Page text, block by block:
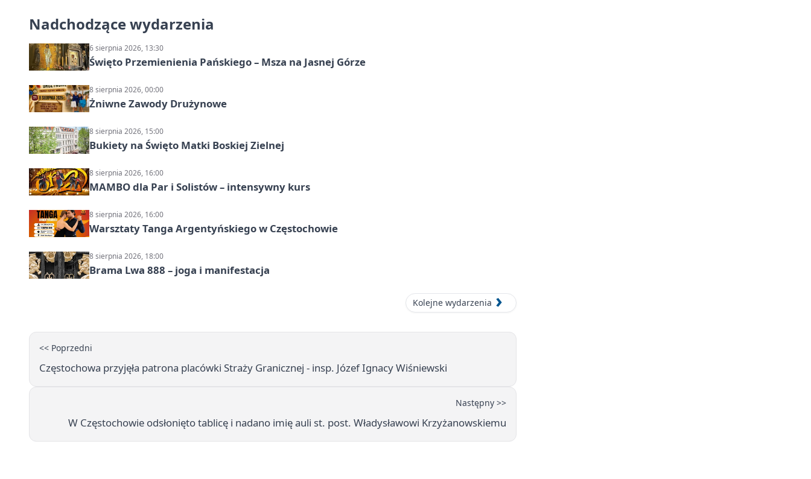
Nadchodzące wydarzenia
6 sierpnia 2026, 13:30
Święto Przemienienia Pańskiego – Msza na Jasnej Górze
8 sierpnia 2026, 00:00
Żniwne Zawody Drużynowe
8 sierpnia 2026, 15:00
Bukiety na Święto Matki Boskiej Zielnej
8 sierpnia 2026, 16:00
MAMBO dla Par i Solistów – intensywny kurs
8 sierpnia 2026, 16:00
Warsztaty Tanga Argentyńskiego w Częstochowie
8 sierpnia 2026, 18:00
Brama Lwa 888 – joga i manifestacja
Kolejne wydarzenia
<< Poprzedni
Częstochowa przyjęła patrona placówki Straży Granicznej - insp. Józef Ignacy Wiśniewski
Następny >>
W Częstochowie odsłonięto tablicę i nadano imię auli st. post. Władysławowi Krzyżanowskiemu